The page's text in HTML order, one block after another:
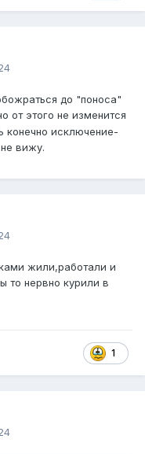
до "поноса"
от этого не изменится
конечно исключение-
вижу.
жили,работали и
то нервно курили в
1